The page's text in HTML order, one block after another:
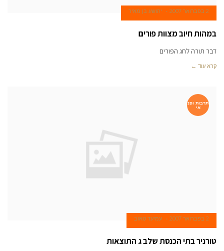
2 בפברואר 2007 יהושע בן מאיר
במהות חיוב מצוות פורים
דבר תורה לחג הפורים
קרא עוד ←
תרבות ופנ
אי
2 בפברואר 2007 עמיעד טאוב
טורניר בתי הכנסת שלב ג התוצאות